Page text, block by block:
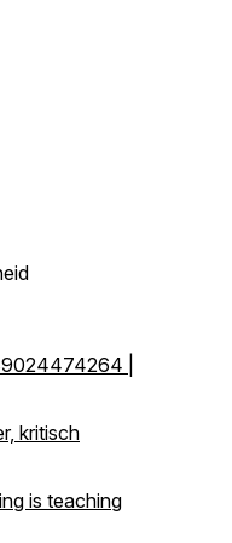
|
kritisch
is teaching